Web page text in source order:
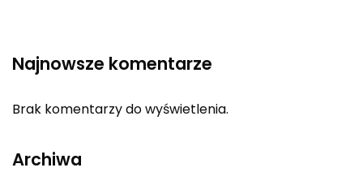
Najnowsze komentarze
Brak komentarzy do wyświetlenia.
Archiwa